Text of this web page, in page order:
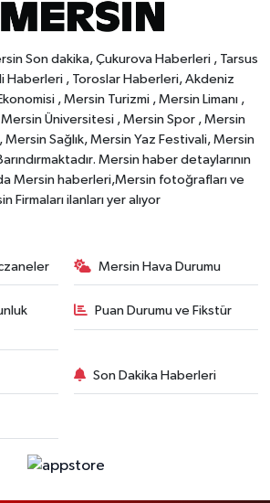
Son dakika, Çukurova Haberleri , Tarsus
Haberleri , Toroslar Haberleri, Akdeniz
, Mersin Turizmi , Mersin Limanı ,
Üniversitesi , Mersin Spor , Mersin
Mersin Sağlık, Mersin Yaz Festivali, Mersin
Mersin haber detaylarının
Mersin haberleri,Mersin fotoğrafları ve
Firmaları ilanları yer alıyor
Mersin Hava Durumu
Puan Durumu ve Fikstür
Son Dakika Haberleri